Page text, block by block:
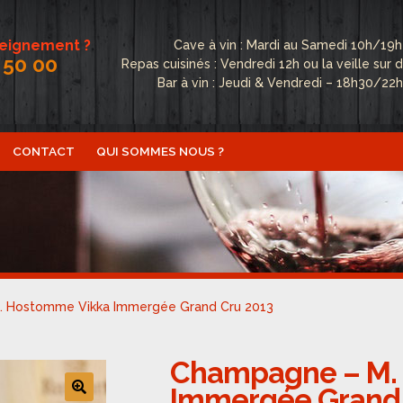
?
00
Cave à vin : Mardi au Samedi 10h/19h
Repas cuisinés : Vendredi 12h ou la veille sur
Bar à vin : Jeudi & Vendredi – 18h30/
CONTACT QUI SOMMES NOUS ?
Conditions Générales de Vente
Politique de cookies (UE) Qui sommes nous ?
Hostomme Vikka Immergée Grand Cru 2013
Champagne –